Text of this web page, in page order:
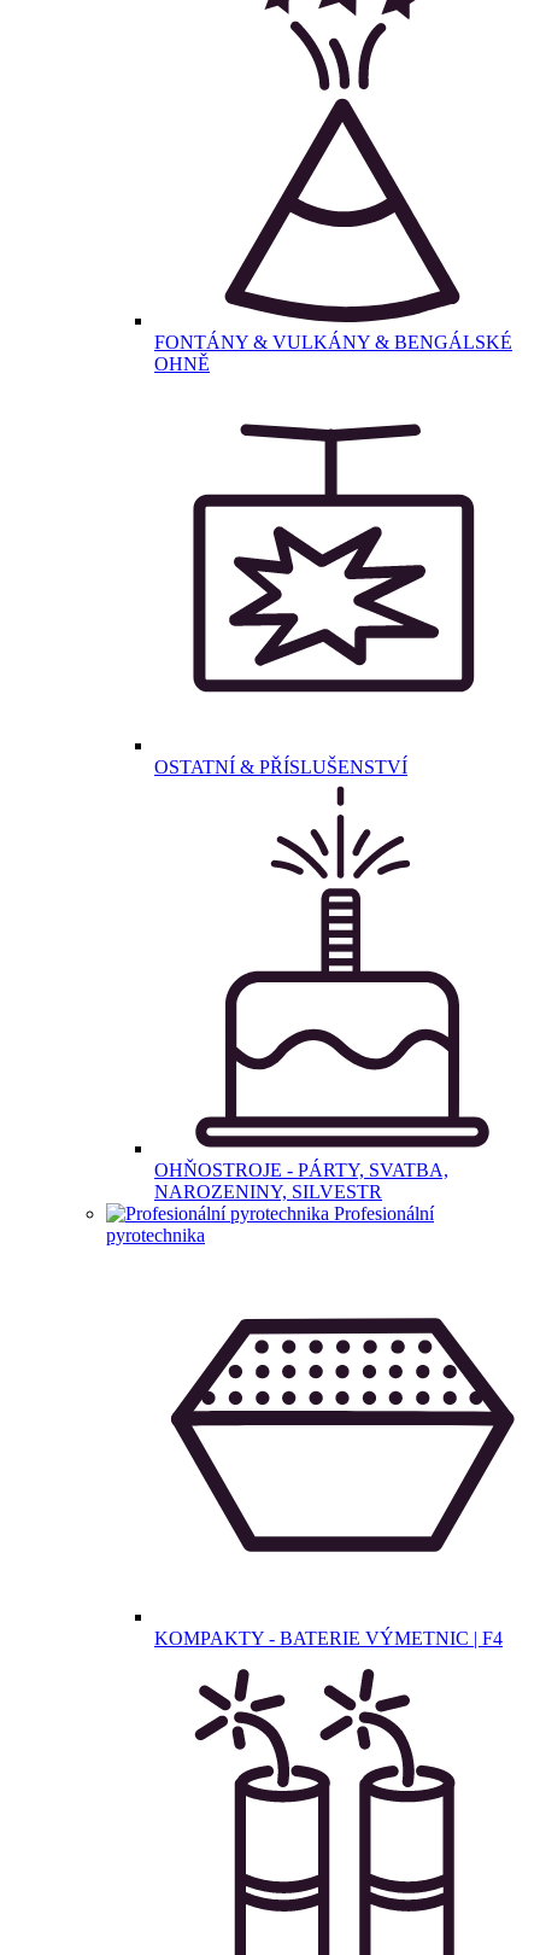
FONTÁNY & VULKÁNY & BENGÁLSKÉ
OHNĚ
OSTATNÍ & PŘÍSLUŠENSTVÍ
OHŇOSTROJE - PÁRTY, SVATBA,
NAROZENINY, SILVESTR
Profesionální
pyrotechnika
KOMPAKTY - BATERIE VÝMETNIC | F4